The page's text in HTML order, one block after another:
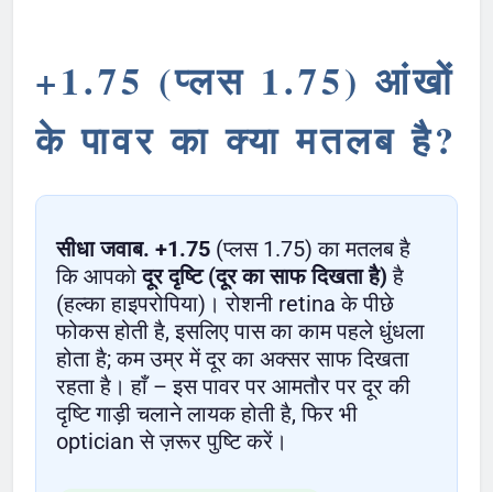
+1.75 (प्लस 1.75) आंखों
के पावर का क्या मतलब है?
सीधा जवाब. +1.75 (प्लस 1.75) का मतलब है
कि आपकोदूर दृष्टि (दूर का साफ दिखता है) है
(हल्का हाइपरोपिया)। रोशनी retina के पीछे
फोकस होती है, इसलिए पास का काम पहले धुंधला
होता है; कम उम्र में दूर का अक्सर साफ दिखता
रहता है। हाँ – इस पावर पर आमतौर पर दूर की
दृष्टि गाड़ी चलाने लायक होती है, फिर भी
optician से ज़रूर पुष्टि करें।